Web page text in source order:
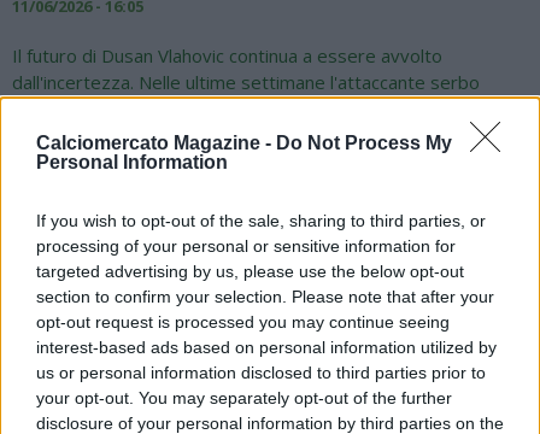
Calciomercato Magazine - Do Not Process My
Personal Information
If you wish to opt-out of the sale, sharing to third parties, or
processing of your personal or sensitive information for
targeted advertising by us, please use the below opt-out
section to confirm your selection. Please note that after your
opt-out request is processed you may continue seeing
interest-based ads based on personal information utilized by
us or personal information disclosed to third parties prior to
your opt-out. You may separately opt-out of the further
disclosure of your personal information by third parties on the
11/06/2026 - 16:05
Il futuro di Dusan Vlahovic continua a essere avvolto
dall'incertezza. Nelle ultime settimane l'attaccante serbo
calcio spagnolo, nel tentativo di individuare una nuova
destinazione in vista della prossima stagione dopo la fine
mercato di Fabrizio Romano, il profilo dell'ex centravanti della
Juventus sarebbe stato offerto a Barcellona, Real Madrid e
Atlético Madrid. Al momento, però, nessuna delle tre società
avrebbe manifestato la volontà di affondare il colpo o avviare
una trattativa concreta. In passato era stato accostato anche
al Napoli. La situazione resta quindi in evoluzione, con il futuro
di Vlahovic ancora tutto da definire e possibili nuovi scenari
destinati ad aprirsi nelle prossime settimane.